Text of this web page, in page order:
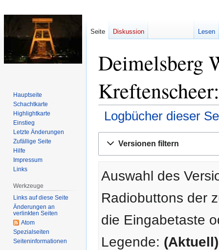
Deimelsberg
Logbücher dieser
Navigation
Suche
Versionen filtern
Auswahl des
Radiobuttons der
die Eingabetaste
Legende: (Aktuell)
Seite Diskussion Lesen
Hauptseite
Schachtkarte
Highlightkarte
Einstieg
Letzte Änderungen
Zufällige Seite
Hilfe
Impressum
Links
Werkzeuge
Links auf diese Seite
Änderungen an
verlinkten Seiten
Atom
Spezialseiten
Seiten­­informationen